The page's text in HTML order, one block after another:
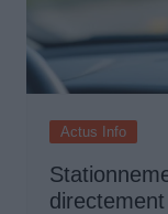
Actus Info